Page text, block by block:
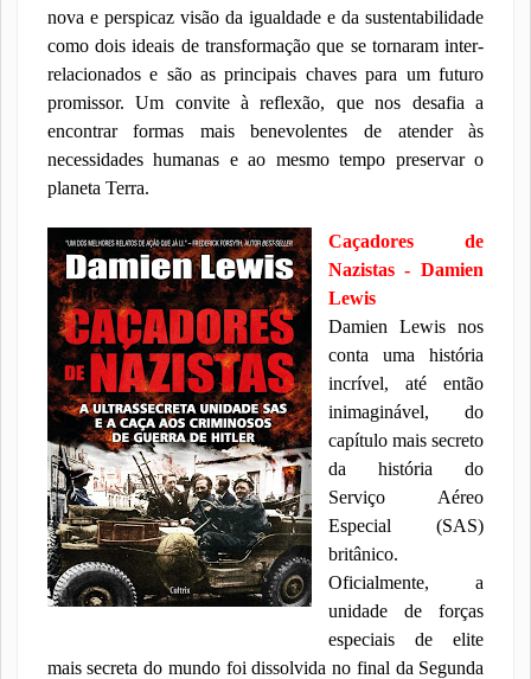
nova e perspicaz visão da igualdade e da sustentabilidade
como dois ideais de transformação que se tornaram inter-
relacionados e são as principais chaves para um futuro
promissor. Um convite à reflexão, que nos desafia a
encontrar formas mais benevolentes de atender às
necessidades humanas e ao mesmo tempo preservar o
planeta Terra.
Caçadores de
Nazistas - Damien
Lewis
Damien Lewis nos
conta uma história
incrível, até então
inimaginável, do
capítulo mais secreto
da história do
Serviço Aéreo
Especial (SAS)
britânico.
Oficialmente, a
unidade de forças
especiais de elite
mais secreta do mundo foi dissolvida no final da Segunda